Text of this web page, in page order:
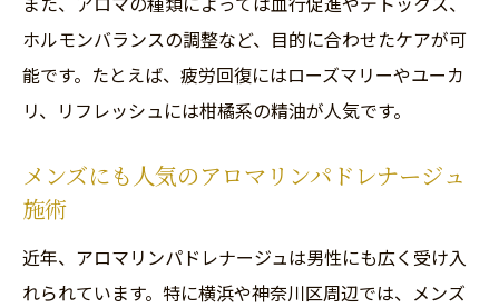
ホルモンバランスの調整など、目的に合わせたケアが可
能です。たとえば、疲労回復にはローズマリーやユーカ
リ、リフレッシュには柑橘系の精油が人気です。
メンズにも人気のアロマリンパドレナージュ
施術
近年、アロマリンパドレナージュは男性にも広く受け入
れられています。特に横浜や神奈川区周辺では、メンズ